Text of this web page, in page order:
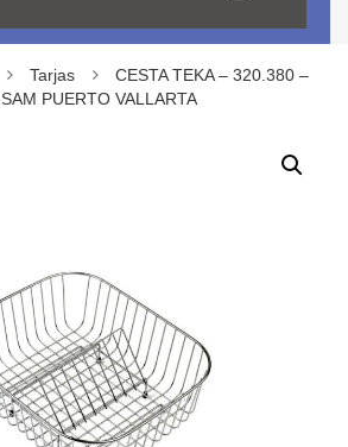
Tarjas
CESTA TEKA – 320.380 –
PUERTO VALLARTA